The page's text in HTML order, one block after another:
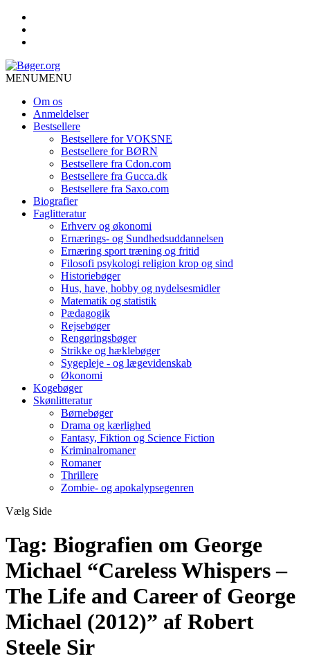
MENUMENU
Om os
Anmeldelser
Bestsellere
Bestsellere for VOKSNE
Bestsellere for BØRN
Bestsellere fra Cdon.com
Bestsellere fra Gucca.dk
Bestsellere fra Saxo.com
Biografier
Faglitteratur
Erhverv og økonomi
Ernærings- og Sundhedsuddannelsen
Ernæring sport træning og fritid
Filosofi psykologi religion krop og sind
Historiebøger
Hus, have, hobby og nydelsesmidler
Matematik og statistik
Pædagogik
Rejsebøger
Rengøringsbøger
Strikke og hæklebøger
Sygepleje - og lægevidenskab
Økonomi
Kogebøger
Skønlitteratur
Børnebøger
Drama og kærlighed
Fantasy, Fiktion og Science Fiction
Kriminalromaner
Romaner
Thrillere
Zombie- og apokalypsegenren
Vælg Side
Tag: Biografien om George
Michael “Careless Whispers –
The Life and Career of George
Michael (2012)” af Robert
Steele Sir